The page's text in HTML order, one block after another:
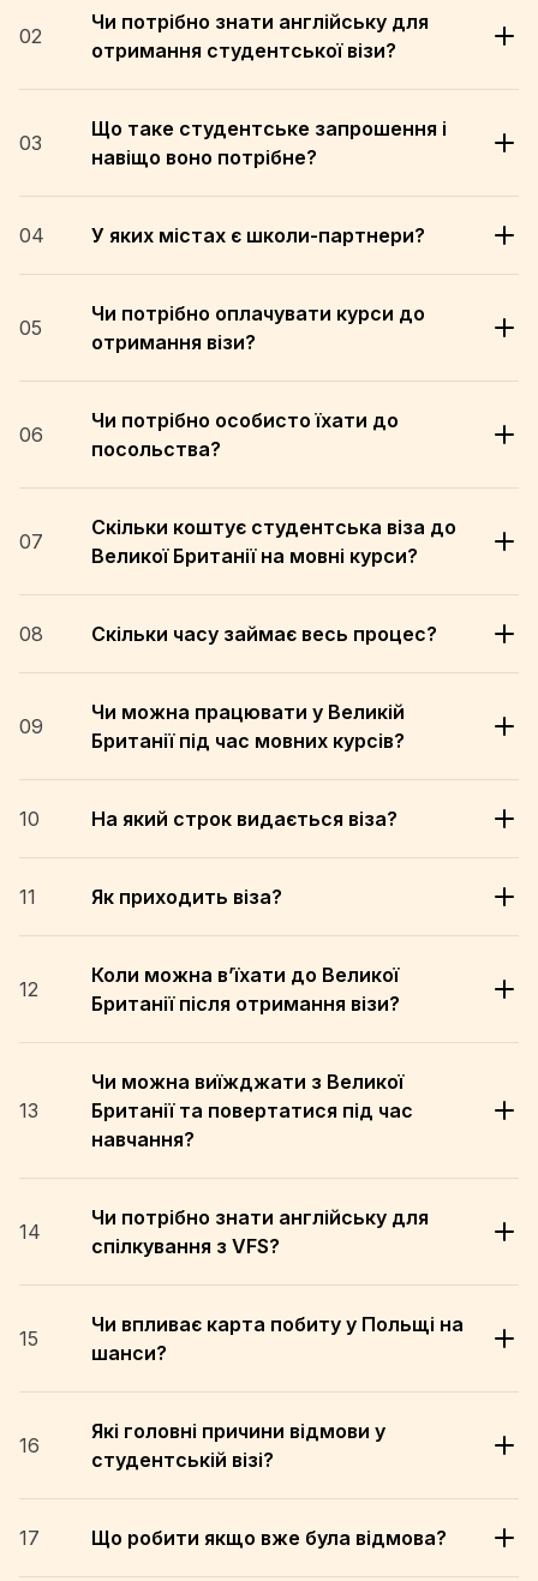
02
Чи потрібно знати англійську для
отримання студентської візи?
03
Що таке студентське запрошення і
навіщо воно потрібне?
04 У яких містах є школи-партнери?
05
Чи потрібно оплачувати курси до
отримання візи?
06
Чи потрібно особисто їхати до
посольства?
07
Скільки коштує студентська віза до
Великої Британії на мовні курси?
08 Скільки часу займає весь процес?
09
Чи можна працювати у Великій
Британії під час мовних курсів?
10 На який строк видається віза?
11 Як приходить віза?
12
Коли можна в’їхати до Великої
Британії після отримання візи?
13
Чи можна виїжджати з Великої
Британії та повертатися під час
навчання?
14
Чи потрібно знати англійську для
спілкування з VFS?
15
Чи впливає карта побиту у Польщі на
шанси?
16
Які головні причини відмови у
студентській візі?
17 Що робити якщо вже була відмова?